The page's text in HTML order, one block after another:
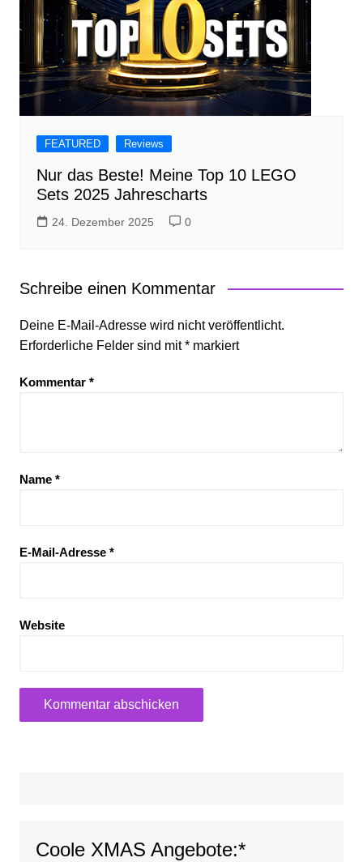
FEATURED Reviews
Nur das Beste! Meine Top 10 LEGO
Sets 2025 Jahrescharts
24. Dezember 2025 0
Schreibe einen Kommentar
Deine E-Mail-Adresse wird nicht veröffentlicht.
Erforderliche Felder sind mit*markiert
Kommentar *
Name *
E-Mail-Adresse *
Website
Coole XMAS Angebote:*